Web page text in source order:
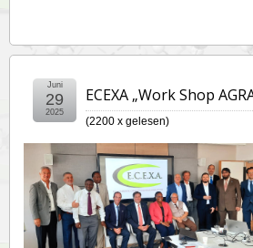
ECEXA „Work Shop
(2200 x gelesen)
Juni
29
2025